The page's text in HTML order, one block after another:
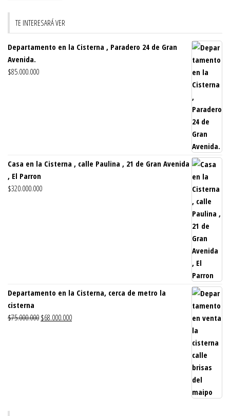
TE INTERESARÁ VER
Departamento en la Cisterna , Paradero 24 de Gran
Avenida.
$85.000.000
Casa en la Cisterna , calle Paulina , 21 de Gran Avenida
, El Parron
$320.000.000
Departamento en la Cisterna, cerca de metro la
cisterna
$75.000.000 El
$68.000.000El